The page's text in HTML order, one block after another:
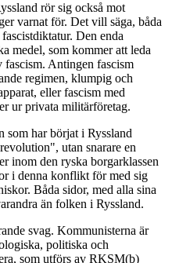
rör sig också mot
varnat för. Det vill säga, båda
Den enda
medel, som kommer att leda
Antingen fascism
regimen, klumpig och
eller fascism med
ur privata militärföretag.
som har börjat i Ryssland
utan snarare en
inom den ryska borgarklassen
i denna konflikt för med sig
Båda sidor, med alla sina
än folken i Ryssland.
svag. Kommunisterna är
politiska och
som utförs av RKSM(b)